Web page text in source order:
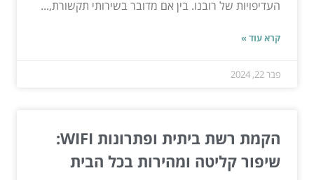
העדיפויות של רובנו. בין אם מדובר בשירותי תקשורת,...
קרא עוד »
פבר 22, 2024
הקמת רשת ביתית ופתרונות WIFI:
שיפור קליטה ומהירות בכל הבית